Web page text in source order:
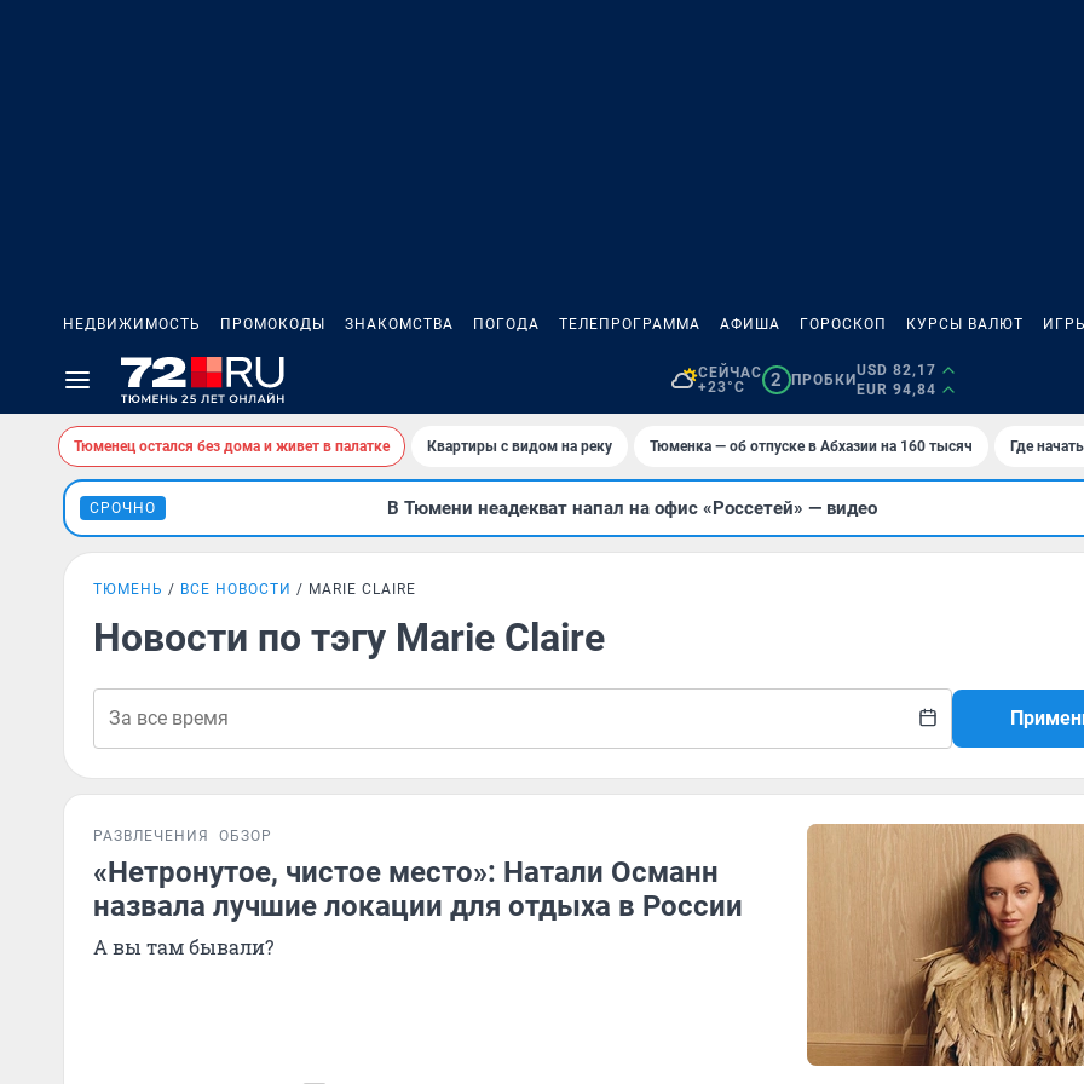
НЕДВИЖИМОСТЬ ПРОМОКОДЫ ЗНАКОМСТВА ПОГОДА ТЕЛЕПРОГРАММА АФИША ГОРОСКОП КУРСЫ ВАЛЮТ
СЕЙЧАС
+23°C
2 ПРОБКИ
USD 82,17
EUR 94,84
Тюменец остался без дома и живет в палатке Квартиры с видом на реку Тюменка — об отпуске в Абхазии на 160 тысяч Где
СРОЧНО В Тюмени неадекват напал на офис «Россетей» — видео
ТЮМЕНЬ ВСЕ НОВОСТИ MARIE CLAIRE
Новости по тэгу Marie Claire
РАЗВЛЕЧЕНИЯ ОБЗОР
«Нетронутое, чистое место»: Натали Османн
назвала лучшие локации для отдыха в России
А вы там бывали?